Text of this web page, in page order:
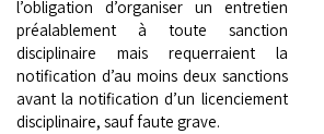
l’obligation d’organiser un entretien
préalablement à toute sanction
disciplinaire mais requerraient la
notification d’au moins deux sanctions
avant la notification d’un licenciement
disciplinaire, sauf faute grave.